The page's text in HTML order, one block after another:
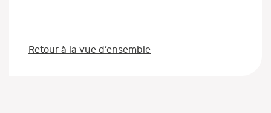
Retour à la vue d’ensemble